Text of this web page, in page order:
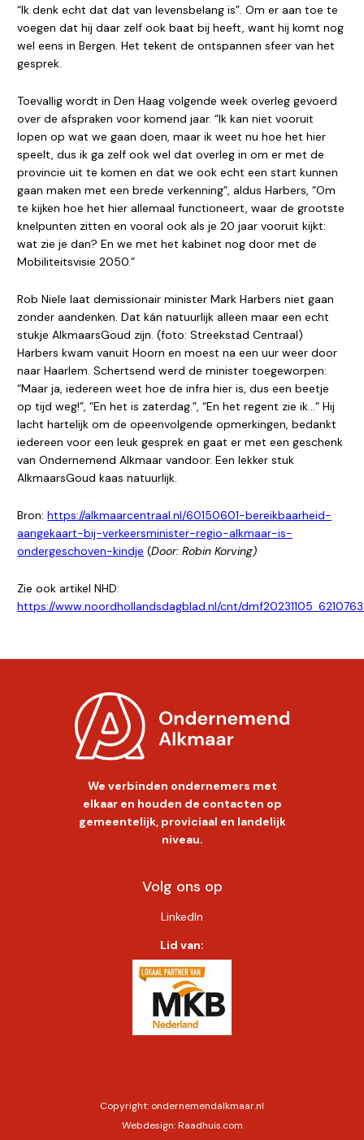
“Ik denk echt dat dat van levensbelang is”. Om er aan toe te
voegen dat hij daar zelf ook baat bij heeft, want hij komt nog
wel eens in Bergen. Het tekent de ontspannen sfeer van het
gesprek.
Toevallig wordt in Den Haag volgende week overleg gevoerd
over de afspraken voor komend jaar. “Ik kan niet vooruit
lopen op wat we gaan doen, maar ik weet nu hoe het hier
speelt, dus ik ga zelf ook wel dat overleg in om er met de
provincie uit te komen en dat we ook echt een start kunnen
gaan maken met een brede verkenning”, aldus Harbers, “Om
te kijken hoe het hier allemaal functioneert, waar de grootste
knelpunten zitten en vooral ook als je 20 jaar vooruit kijkt:
wat zie je dan? En we met het kabinet nog door met de
Mobiliteitsvisie 2050.”
Rob Niele laat demissionair minister Mark Harbers niet gaan
zonder aandenken. Dat kán natuurlijk alleen maar een echt
stukje AlkmaarsGoud zijn. (foto: Streekstad Centraal)
Harbers kwam vanuit Hoorn en moest na een uur weer door
naar Haarlem. Schertsend werd de minister toegeworpen:
“Maar ja, iedereen weet hoe de infra hier is, dus een beetje
op tijd weg!”, “En het is zaterdag.”, “En het regent zie ik…” Hij
lacht hartelijk om de opeenvolgende opmerkingen, bedankt
iedereen voor een leuk gesprek en gaat er met een geschenk
van Ondernemend Alkmaar vandoor. Een lekker stuk
AlkmaarsGoud kaas natuurlijk.
Bron:https://alkmaarcentraal.nl/60150601-bereikbaarheid-
aangekaart-bij-verkeersminister-regio-alkmaar-is-
ondergeschoven-kindje (Door: Robin Korving)
Zie ook artikel NHD:
https://www.noordhollandsdagblad.nl/cnt/
We verbinden ondernemers met
elkaar en houden de contacten op
gemeentelijk, proviciaal en landelijk
niveau.
Volg ons op
LinkedIn
Lid van:
Copyright: ondernemendalkmaar.nl
Webdesign:Raadhuis.com